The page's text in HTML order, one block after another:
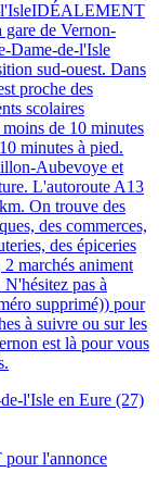
l'IsleIDÉALEMENT
de Vernon-
Dame-de-l'Isle
sud-ouest. Dans
proche des
scolaires
de 10 minutes
minutes à pied.
Aubevoye et
L'autoroute A13
On trouve des
des commerces,
des épiceries
marchés animent
pas à
supprimé)) pour
à suivre ou sur les
est là pour vous